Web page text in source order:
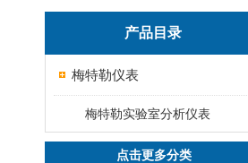
产品目录
梅特勒仪表
梅特勒实验室分析仪表
点击更多分类